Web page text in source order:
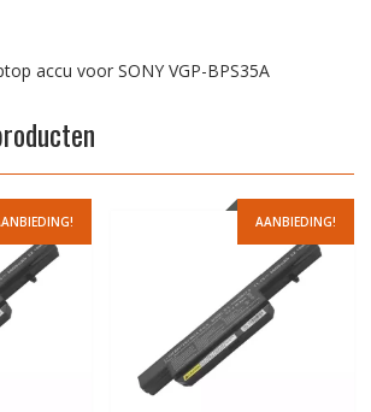
accu voor SONY VGP-BPS35A
AANBIEDING!